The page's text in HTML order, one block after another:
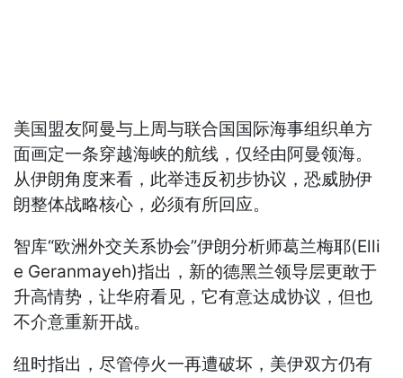
美国盟友阿曼与上周与联合国国际海事组织单方
面画定一条穿越海峡的航线，仅经由阿曼领海。
从伊朗角度来看，此举违反初步协议，恐威胁伊
朗整体战略核心，必须有所回应。
智库“欧洲外交关系协会”伊朗分析师葛兰梅耶(Elli
e Geranmayeh)指出，新的德黑兰领导层更敢于
升高情势，让华府看见，它有意达成协议，但也
不介意重新开战。
纽时指出，尽管停火一再遭破坏，美伊双方仍有